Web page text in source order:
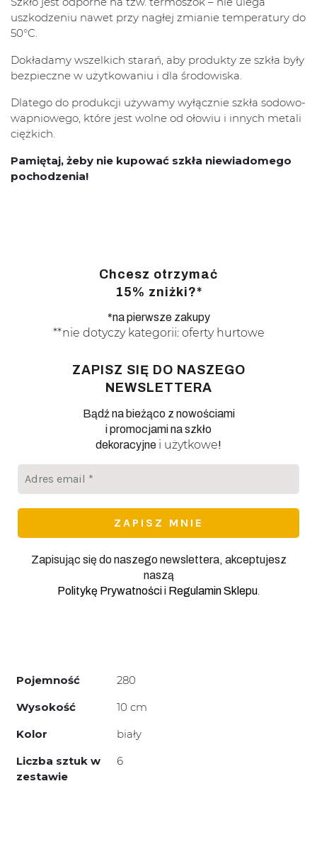
uszkodzeniu nawet przy nagłej zmianie temperatury do
50°C.
Dokładamy wszelkich starań, aby produkty ze szkła były
bezpieczne w użytkowaniu i dla środowiska.
Dlatego do produkcji używamy wyłącznie szkła sodowo-
wapniowego, które jest wolne od ołowiu i innych metali
ciężkich.
Pamiętaj, żeby nie kupować szkła niewiadomego
pochodzenia!
Chcesz otrzymać
15% zniżki?*
*na pierwsze zakupy
**nie dotyczy kategorii: oferty hurtowe
ZAPISZ SIĘ DO NASZEGO
NEWSLETTERA
Bądź na bieżąco z nowościami
i promocjami na szkło
dekoracyjne i użytkowe!
Zapisując się do naszego newslettera, akceptujesz
naszą
Politykę Prywatnościi Regulamin Sklepu
Pojemność
280
Wysokość
10 cm
Kolor
biały
Liczba sztuk w
zestawie
6